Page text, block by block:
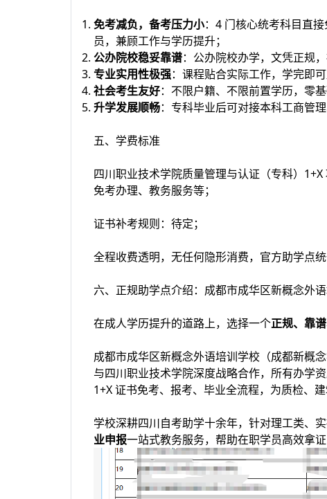
免考减负，备考压力小：4 门核心统考科目直
员，兼顾工作与学历提升；
公办院校稳妥靠谱：公办院校办学，文凭正规，
专业实用性极强：课程贴合实际工作，学完即
社会考生友好：不限户籍、不限前置学历，零
升学发展顺畅：专科毕业后可对接本科工商管
五、学费标准
四川职业技术学院质量管理与认证（专科）1+X
免考办理、教务服务等；
证书补考规则：待定；
全程收费透明，无任何隐形消费，官方助学点统
六、正规助学点介绍：成都市成华区新概念外
在成人学历提升的道路上，选择一个正规、靠
成都市成华区新概念外语培训学校（成都新概
与四川职业技术学院深度战略合作，所有办学
1+X 证书免考、报考、毕业全流程，为质检、
学校深耕四川自考助学十余年，针对理工类、
业申报一站式教务服务，帮助在职学员高效拿证